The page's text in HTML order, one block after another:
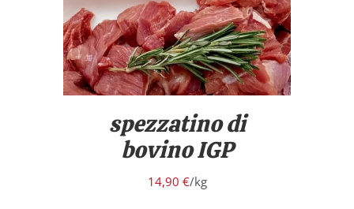
spezzatino di
bovino IGP
14,90 €/kg